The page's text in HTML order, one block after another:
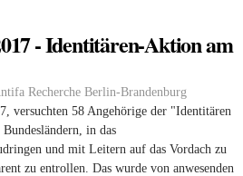
- Identitären-Aktion am
Recherche Berlin-Brandenburg
versuchten 58 Angehörige der "Identitären
in das
und mit Leitern auf das Vordach zu
zu entrollen. Das wurde von anwesenden